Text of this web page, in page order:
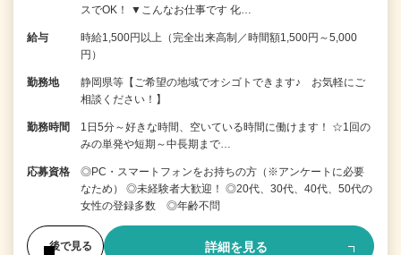
スでOK！ ▼こんなお仕事です 化…
給与
時給1,500円以上（完全出来高制／時間額1,500円～5,000
円）
勤務地
静岡県等【ご希望の地域でオシゴトできます♪ お気軽にご
相談ください！】
勤務時間
1日5分～好きな時間、空いている時間に働けます！ ☆1回の
みの単発や短期～中長期まで…
応募資格
◎PC・スマートフォンをお持ちの方（※アンケートに必要
なため） ◎未経験者大歓迎！ ◎20代、30代、40代、50代の
女性の登録多数 ◎年齢不問
後で見る 詳細を見る